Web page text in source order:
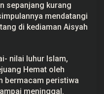
sepanjang kurang
mendatangi
di kediaman Aisyah
nilai luhur Islam,
Hemat oleh
bermacam peristiwa
meninggal.